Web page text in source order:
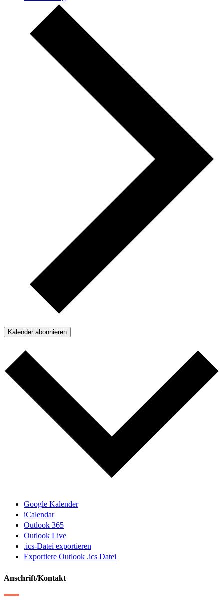
Kalender abonnieren
Google Kalender
iCalendar
Outlook 365
Outlook Live
.ics-Datei exportieren
Exportiere Outlook .ics Datei
Anschrift/Kontakt